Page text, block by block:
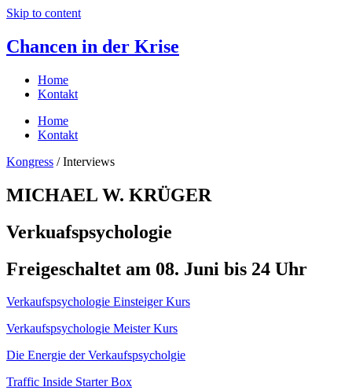
Skip to content
Chancen in der Krise
Home
Kontakt
Home
Kontakt
Kongress / Interviews
MICHAEL W. KRÜGER
Verkuafspsychologie
Freigeschaltet am 08. Juni bis 24 Uhr
Verkaufspsychologie Einsteiger Kurs
Verkaufspsychologie Meister Kurs
Die Energie der Verkaufspsycholgie
Traffic Inside Starter Box